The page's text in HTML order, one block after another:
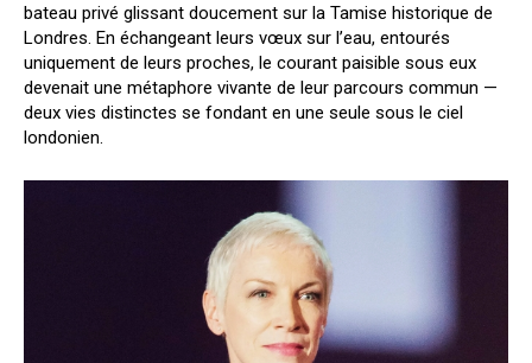
bateau privé glissant doucement sur la Tamise historique de
Londres. En échangeant leurs vœux sur l’eau, entourés
uniquement de leurs proches, le courant paisible sous eux
devenait une métaphore vivante de leur parcours commun —
deux vies distinctes se fondant en une seule sous le ciel
londonien.